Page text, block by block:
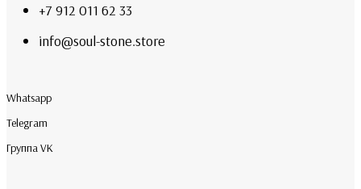
+7 912 011 62 33
info@soul-stone.store
Whatsapp
Telegram
Группа VK